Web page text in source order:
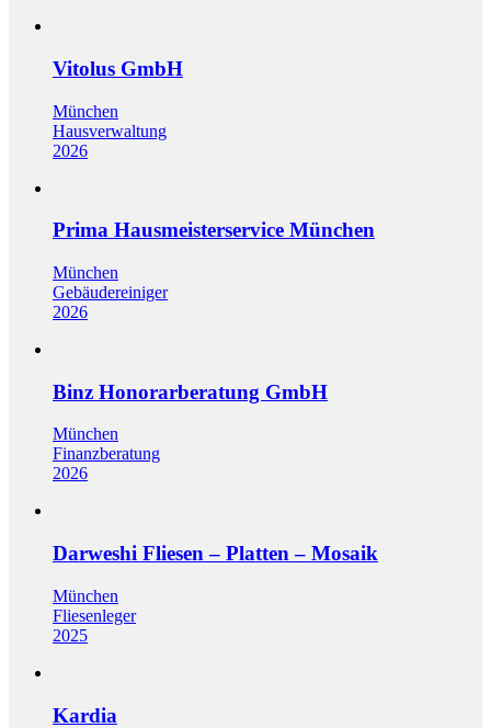
Vitolus GmbH
München
Hausverwaltung
2026
Prima Hausmeisterservice München
München
Gebäudereiniger
2026
Binz Honorarberatung GmbH
München
Finanzberatung
2026
Darweshi Fliesen – Platten – Mosaik
München
Fliesenleger
2025
Kardia